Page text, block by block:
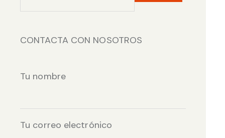
CONTACTA CON NOSOTROS
Tu nombre
Tu correo electrónico